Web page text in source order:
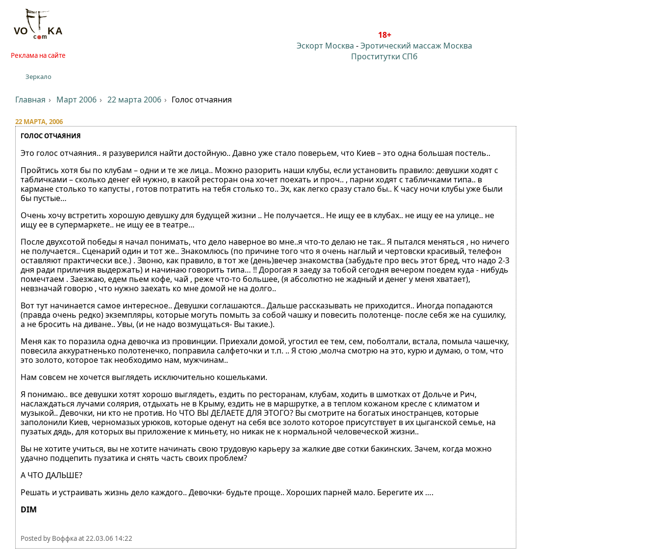
Реклама на сайте
Зеркало
18+
Эскорт Москва -Эротический массаж Москва
Проститутки СПб
Главная Март 2006 22 марта 2006 Голос отчаяния
22 МАРТА, 2006
ГОЛОС ОТЧАЯНИЯ
Это голос отчаяния.. я разуверился найти достойную.. Давно уже стало поверьем, что Киев – это одна большая постель..
Пройтись хотя бы по клубам – одни и те же лица.. Можно разорить наши клубы, если установить правило: девушки ходят с
табличками – сколько денег ей нужно, в какой ресторан она хочет поехать и проч.. , парни ходят с табличками типа.. в
кармане столько то капусты , готов потратить на тебя столько то.. Эх, как легко сразу стало бы.. К часу ночи клубы уже были
бы пустые…
Очень хочу встретить хорошую девушку для будущей жизни .. Не получается.. Не ищу ее в клубах.. не ищу ее на улице.. не
ищу ее в супермаркете.. не ищу ее в театре…
После двухсотой победы я начал понимать, что дело наверное во мне..я что-то делаю не так.. Я пытался меняться , но ничего
не получается.. Сценарий один и тот же.. Знакомлюсь (по причине того что я очень наглый и чертовски красивый, телефон
оставляют практически все.) . Звоню, как правило, в тот же (день)вечер знакомства (забудьте про весь этот бред, что надо 2-3
дня ради приличия выдержать) и начинаю говорить типа… !! Дорогая я заеду за тобой сегодня вечером поедем куда - нибудь
помечтаем . Заезжаю, едем пьем кофе, чай , реже что-то большее, (я абсолютно не жадный и денег у меня хватает),
невзначай говорю , что нужно заехать ко мне домой не на долго..
Вот тут начинается самое интересное.. Девушки соглашаются.. Дальше рассказывать не приходится.. Иногда попадаются
(правда очень редко) экземпляры, которые могуть помыть за собой чашку и повесить полотенце- после себя же на сушилку,
а не бросить на диване.. Увы, (и не надо возмущаться- Вы такие.).
Меня как то поразила одна девочка из провинции. Приехали домой, угостил ее тем, сем, поболтали, встала, помыла чашечку,
повесила аккуратненько полотенечко, поправила салфеточки и т.п. .. Я стою ,молча смотрю на это, курю и думаю, о том, что
это золото, которое так необходимо нам, мужчинам..
Нам совсем не хочется выглядеть исключительно кошельками.
Я понимаю.. все девушки хотят хорошо выглядеть, ездить по ресторанам, клубам, ходить в шмотках от Дольче и Рич,
наслаждаться лучами солярия, отдыхать не в Крыму, ездить не в маршрутке, а в теплом кожаном кресле с климатом и
музыкой.. Девочки, ни кто не против. Но ЧТО ВЫ ДЕЛАЕТЕ ДЛЯ ЭТОГО? Вы смотрите на богатых иностранцев, которые
заполонили Киев, черномазых урюков, которые оденут на себя все золото которое присутствует в их цыганской семье, на
пузатых дядь, для которых вы приложение к миньету, но никак не к нормальной человеческой жизни..
Вы не хотите учиться, вы не хотите начинать свою трудовую карьеру за жалкие две сотки бакинских. Зачем, когда можно
удачно подцепить пузатика и снять часть своих проблем?
А ЧТО ДАЛЬШЕ?
Решать и устраивать жизнь дело каждого.. Девочки- будьте проще.. Хороших парней мало. Берегите их ….
DIM
Posted by Воффкаat22.03.06 14:22